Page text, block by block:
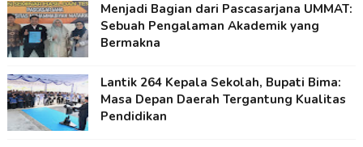
Menjadi Bagian dari Pascasarjana UMMAT:
Sebuah Pengalaman Akademik yang
Bermakna
Lantik 264 Kepala Sekolah, Bupati Bima:
Masa Depan Daerah Tergantung Kualitas
Pendidikan